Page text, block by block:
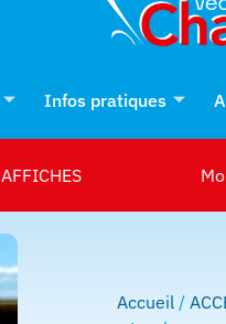
Infos pratiques
AFFICHES
Accueil /